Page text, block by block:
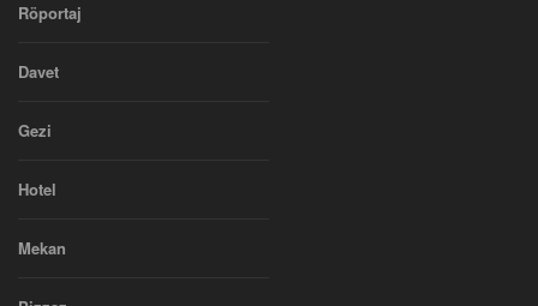
Röportaj
Davet
Gezi
Hotel
Mekan